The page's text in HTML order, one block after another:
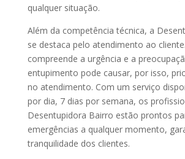
qualquer situação.
Além da competência técnica, a
se destaca pelo atendimento ao
compreende a urgência e a
entupimento pode causar, por isso,
no atendimento. Com um serviço
por dia, 7 dias por semana, os
Desentupidora Bairro estão prontos
emergências a qualquer momento,
tranquilidade dos clientes.